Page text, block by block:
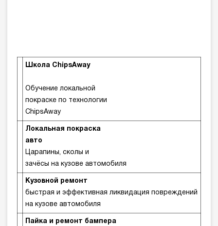
Школа ChipsAway
Обучение локальной
покраске по технологии
ChipsAway
Локальная покраска
авто
Царапины, сколы и
зачёсы на кузове автомобиля
Кузовной ремонт
быстрая и эффективная ликвидация повреждений
на кузове автомобиля
Пайка и ремонт бампера